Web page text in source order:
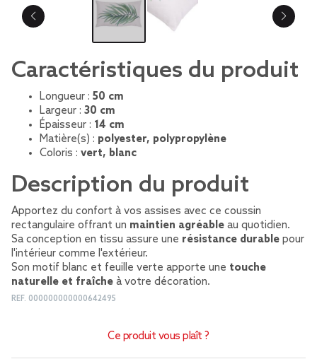
Caractéristiques du produit
Longueur : 50 cm
Largeur : 30 cm
Épaisseur : 14 cm
Matière(s) : polyester, polypropylène
Coloris : vert, blanc
Description du produit
Apportez du confort à vos assises avec ce coussin
rectangulaire offrant un maintien agréable au quotidien.
Sa conception en tissu assure une résistance durable pour
l'intérieur comme l'extérieur.
Son motif blanc et feuille verte apporte une touche
naturelle et fraîche à votre décoration.
REF. 000000000000642495
Ce produit vous plaît ?